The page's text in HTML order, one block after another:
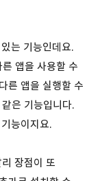
는 기능인데요.
앱을 사용할 수
른 앱을 실행할 수
은 기능입니다.
능이지요.
장점이 또